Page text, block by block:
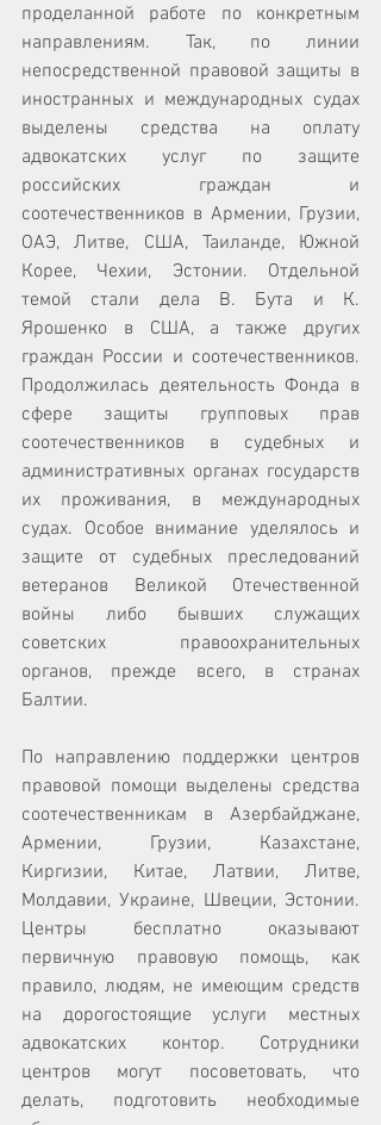
проделанной работе по конкретным
направлениям. Так, по линии
непосредственной правовой защиты в
иностранных и международных судах
выделены средства на оплату
адвокатских услуг по защите
российских граждан и
соотечественников в Армении, Грузии,
ОАЭ, Литве, США, Таиланде, Южной
Корее, Чехии, Эстонии. Отдельной
темой стали дела В. Бута и К.
Ярошенко в США, а также других
граждан России и соотечественников.
Продолжилась деятельность Фонда в
сфере защиты групповых прав
соотечественников в судебных и
административных органах государств
их проживания, в международных
судах. Особое внимание уделялось и
защите от судебных преследований
ветеранов Великой Отечественной
войны либо бывших служащих
советских правоохранительных
органов, прежде всего, в странах
Балтии.
По направлению поддержки центров
правовой помощи выделены средства
соотечественникам в Азербайджане,
Армении, Грузии, Казахстане,
Киргизии, Китае, Латвии, Литве,
Молдавии, Украине, Швеции, Эстонии.
Центры бесплатно оказывают
первичную правовую помощь, как
правило, людям, не имеющим средств
на дорогостоящие услуги местных
адвокатских контор. Сотрудники
центров могут посоветовать, что
делать, подготовить необходимые